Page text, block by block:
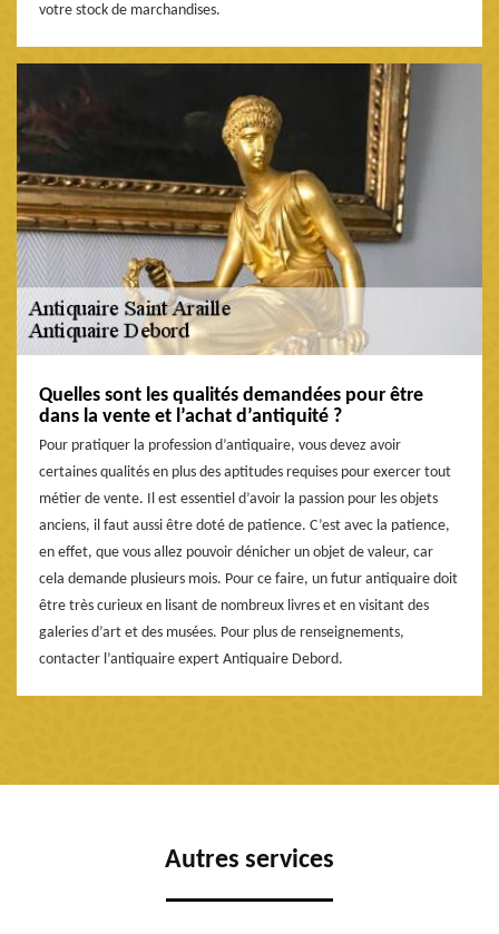
votre stock de marchandises.
Quelles sont les qualités demandées pour être
dans la vente et l’achat d’antiquité ?
Pour pratiquer la profession d’antiquaire, vous devez avoir
certaines qualités en plus des aptitudes requises pour exercer tout
métier de vente. Il est essentiel d’avoir la passion pour les objets
anciens, il faut aussi être doté de patience. C’est avec la patience,
en effet, que vous allez pouvoir dénicher un objet de valeur, car
cela demande plusieurs mois. Pour ce faire, un futur antiquaire doit
être très curieux en lisant de nombreux livres et en visitant des
galeries d’art et des musées. Pour plus de renseignements,
contacter l’antiquaire expert Antiquaire Debord.
Autres services